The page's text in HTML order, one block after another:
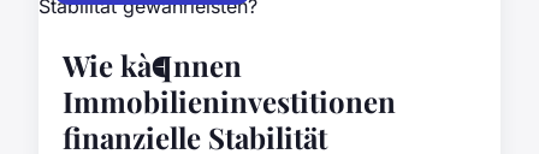
Wie kà¶nnen
Immobilieninvestitionen
finanzielle Stabilität